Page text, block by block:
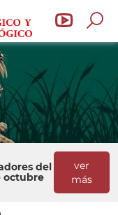
de
de
y
del
octubre
ver
más